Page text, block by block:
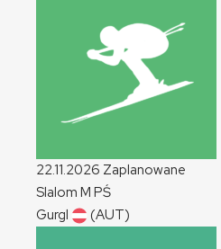
22.11.2026 Zaplanowane
Slalom M PŚ
Gurgl
(AUT)